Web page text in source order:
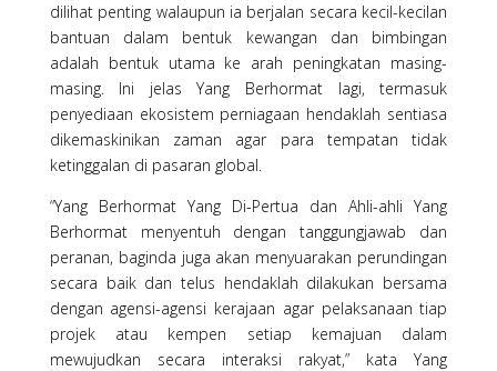
dilihat penting walaupun ia berjalan secara kecil-kecilan
bantuan dalam bentuk kewangan dan bimbingan
adalah bentuk utama ke arah peningkatan masing-
masing. Ini jelas Yang Berhormat lagi, termasuk
penyediaan ekosistem perniagaan hendaklah sentiasa
dikemaskinikan zaman agar para tempatan tidak
ketinggalan di pasaran global.
“Yang Berhormat Yang Di-Pertua dan Ahli-ahli Yang
Berhormat menyentuh dengan tanggungjawab dan
peranan, baginda juga akan menyuarakan perundingan
secara baik dan telus hendaklah dilakukan bersama
dengan agensi-agensi kerajaan agar pelaksanaan tiap
projek atau kempen setiap kemajuan dalam
mewujudkan secara interaksi rakyat,” kata Yang